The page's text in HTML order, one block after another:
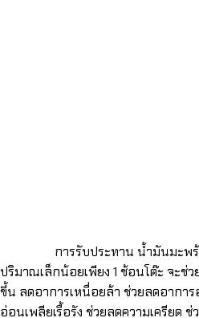
การรับประทาน น้ำมันมะพร้าว
ปริมาณเล็กน้อยเพียง 1 ช้อนโต๊ะ จะช่
ขึ้น ลดอาการเหนื่อยล้า ช่วยลดอากา
อ่อนเพลียเรื้อรัง ช่วยลดความเครีย